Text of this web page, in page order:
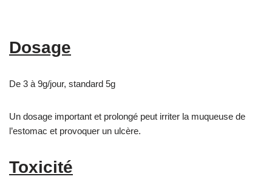
Dosage
De 3 à 9g/jour, standard 5g
Un dosage important et prolongé peut irriter la muqueuse de
l’estomac et provoquer un ulcère.
Toxicité